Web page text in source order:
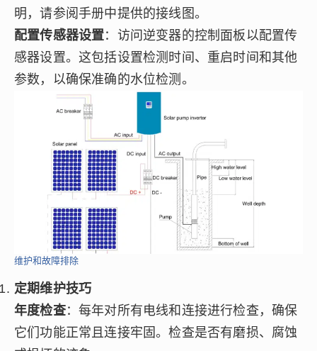
明，请参阅手册中提供的接线图。
配置传感器设置：访问逆变器的控制面板以配置传
感器设置。这包括设置检测时间、重启时间和其他
参数，以确保准确的水位检测。
维护和故障排除
定期维护技巧
年度检查：每年对所有电线和连接进行检查，确保
它们功能正常且连接牢固。检查是否有磨损、腐蚀